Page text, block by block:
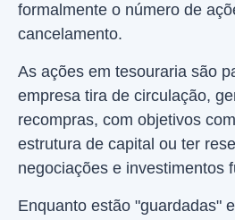
formalmente o número de
cancelamento.
As ações em tesouraria são
empresa tira de circulação,
recompras, com objetivos
estrutura de capital ou ter
negociações e investimentos
Enquanto estão "guardadas"